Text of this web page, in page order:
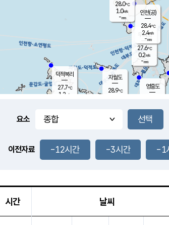
풍도
0.8m/s
무의도
27.6℃
0.2m/s
-mm
영흥도
자월도
28.9℃
28.0℃
1.0m/s
-mm
-
덕적북리
27.7℃
1.2 m/s
인천(공)
28.4℃
2.4m/s
-mm
요소
이전자료 -12시간 -3시간 -1
시간 날씨